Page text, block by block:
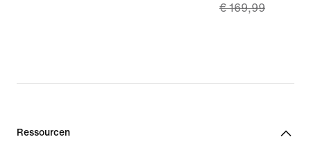
price
€ 169,99
€ 169,99
Ressourcen